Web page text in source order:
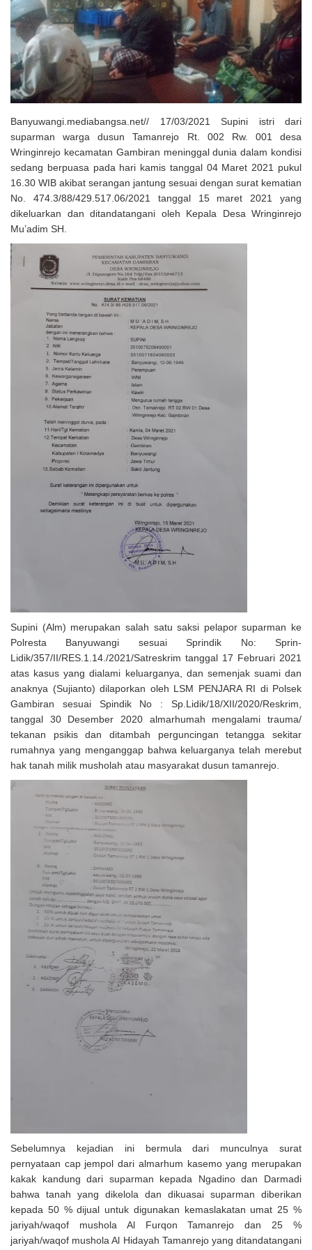
Uji Coba Program NADI JKN
Banyuwangi.mediabangsa.net// 17/03/2021 Supini istri dari
suparman warga dusun Tamanrejo Rt. 002 Rw. 001 desa
Wringinrejo kecamatan Gambiran meninggal dunia dalam kondisi
sedang berpuasa pada hari kamis tanggal 04 Maret 2021 pukul
16.30 WIB akibat serangan jantung sesuai dengan surat kematian
No. 474.3/88/429.517.06/2021 tanggal 15 maret 2021 yang
dikeluarkan dan ditandatangani oleh Kepala Desa Wringinrejo
Mu’adim SH.
Supini (Alm) merupakan salah satu saksi pelapor suparman ke
Polresta Banyuwangi sesuai Sprindik No: Sprin-
Lidik/357/II/RES.1.14./2021/Satreskrim tanggal 17 Februari 2021
atas kasus yang dialami keluarganya, dan semenjak suami dan
anaknya (Sujianto) dilaporkan oleh LSM PENJARA RI di Polsek
Gambiran sesuai Spindik No : Sp.Lidik/18/XII/2020/Reskrim,
tanggal 30 Desember 2020 almarhumah mengalami trauma/
tekanan psikis dan ditambah perguncingan tetangga sekitar
rumahnya yang menganggap bahwa keluarganya telah merebut
hak tanah milik musholah atau masyarakat dusun tamanrejo.
Sebelumnya kejadian ini bermula dari munculnya surat
pernyataan cap jempol dari almarhum kasemo yang merupakan
kakak kandung dari suparman kepada Ngadino dan Darmadi
bahwa tanah yang dikelola dan dikuasai suparman diberikan
kepada 50 % dijual untuk digunakan kemaslakatan umat 25 %
jariyah/waqof mushola Al Furqon Tamanrejo dan 25 %
jariyah/waqof mushola Al Hidayah Tamanrejo yang ditandatangani